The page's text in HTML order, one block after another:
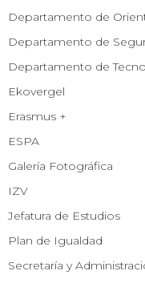
Departamento de
Departamento de
Departamento de
Ekovergel
Erasmus +
ESPA
Galería Fotográfica
IZV
Jefatura de Estudios
Plan de Igualdad
Secretaría y